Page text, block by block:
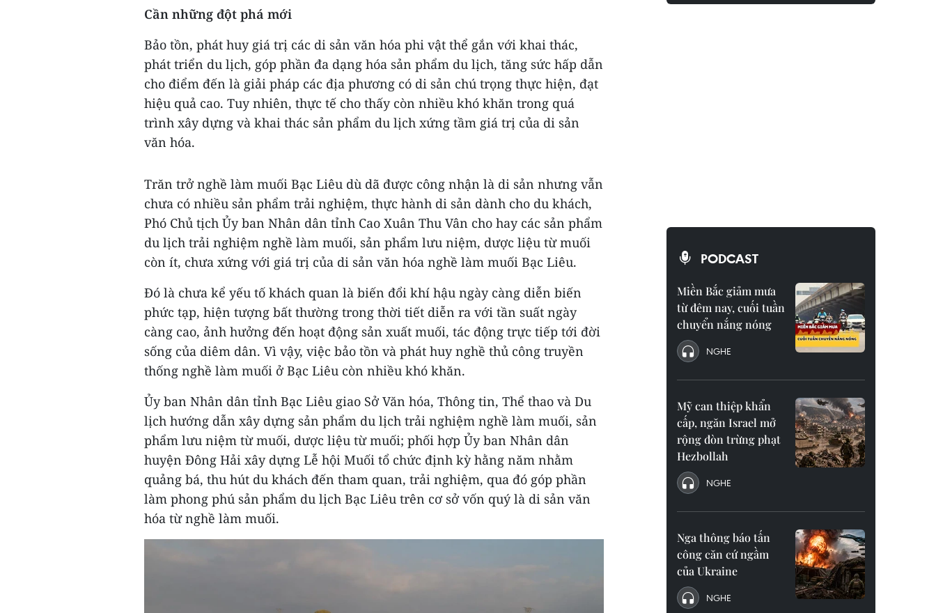
Cần những đột phá mới
Bảo tồn, phát huy giá trị các di sản văn hóa phi vật thể gắn với khai thác,
phát triển du lịch, góp phần đa dạng hóa sản phẩm du lịch, tăng sức hấp dẫn
cho điểm đến là giải pháp các địa phương có di sản chú trọng thực hiện, đạt
hiệu quả cao. Tuy nhiên, thực tế cho thấy còn nhiều khó khăn trong quá
trình xây dựng và khai thác sản phẩm du lịch xứng tầm giá trị của di sản
văn hóa.
Trăn trở nghề làm muối Bạc Liêu dù dã được công nhận là di sản nhưng vẫn
chưa có nhiều sản phẩm trải nghiệm, thực hành di sản dành cho du khách,
Phó Chủ tịch Ủy ban Nhân dân tỉnh Cao Xuân Thu Vân cho hay các sản phẩm
du lịch trải nghiệm nghề làm muối, sản phẩm lưu niệm, dược liệu từ muối
còn ít, chưa xứng với giá trị của di sản văn hóa nghề làm muối Bạc Liêu.
Đó là chưa kể yếu tố khách quan là biến đổi khí hậu ngày càng diễn biến
phức tạp, hiện tượng bất thường trong thời tiết diễn ra với tần suất ngày
càng cao, ảnh hưởng đến hoạt động sản xuất muối, tác động trực tiếp tới đời
sống của diêm dân. Vì vậy, việc bảo tồn và phát huy nghề thủ công truyền
thống nghề làm muối ở Bạc Liêu còn nhiều khó khăn.
Ủy ban Nhân dân tỉnh Bạc Liêu giao Sở Văn hóa, Thông tin, Thể thao và Du
lịch hướng dẫn xây dựng sản phẩm du lịch trải nghiệm nghề làm muối, sản
phẩm lưu niệm từ muối, dược liệu từ muối; phối hợp Ủy ban Nhân dân
huyện Đông Hải xây dựng Lễ hội Muối tổ chức định kỳ hằng năm nhằm
quảng bá, thu hút du khách đến tham quan, trải nghiệm, qua đó góp phần
làm phong phú sản phẩm du lịch Bạc Liêu trên cơ sở vốn quý là di sản văn
hóa từ nghề làm muối.
PODCAST
Miền Bắc giảm mưa
từ đêm nay, cuối tuần
chuyển nắng nóng
NGHE
Mỹ can thiệp khẩn
cấp, ngăn Israel mở
rộng đòn trừng phạt
Hezbollah
NGHE
Nga thông báo tấn
công căn cứ ngầm
của Ukraine
NGHE